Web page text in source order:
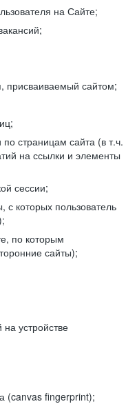
на Сайте;
присваиваемый сайтом;
страницам сайта (в т.ч.
на ссылки и элементы
сессии;
с которых пользователь
по которым
сайты);
устройстве
(canvas fingerprint);